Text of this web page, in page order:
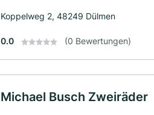
Koppelweg 2, 48249 Dülmen
0.0 (0 Bewertungen)
Michael Busch Zweiräder